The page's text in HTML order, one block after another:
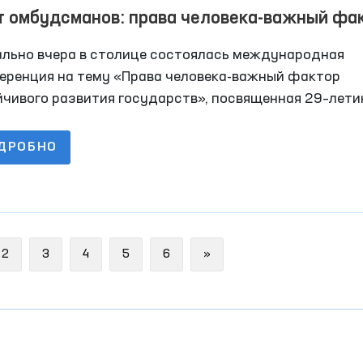
омбудсманов: права человека-важный
развития государств
вчера в столице состоялась международная
на тему «Права человека-важный фактор
развития государств», посвященная
2 3 4 5 6 »